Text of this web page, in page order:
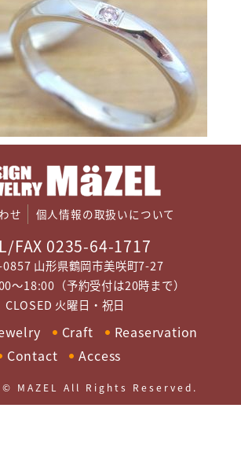
せ 個人情報の取扱いについて
FAX 0235-64-1717
山形県鶴岡市美咲町7-27
～18:00（予約受付は20時まで）
CLOSED 火曜日・祝日
Craft
Reaservation
Contact
Access
MAZEL All Rights Reserved.